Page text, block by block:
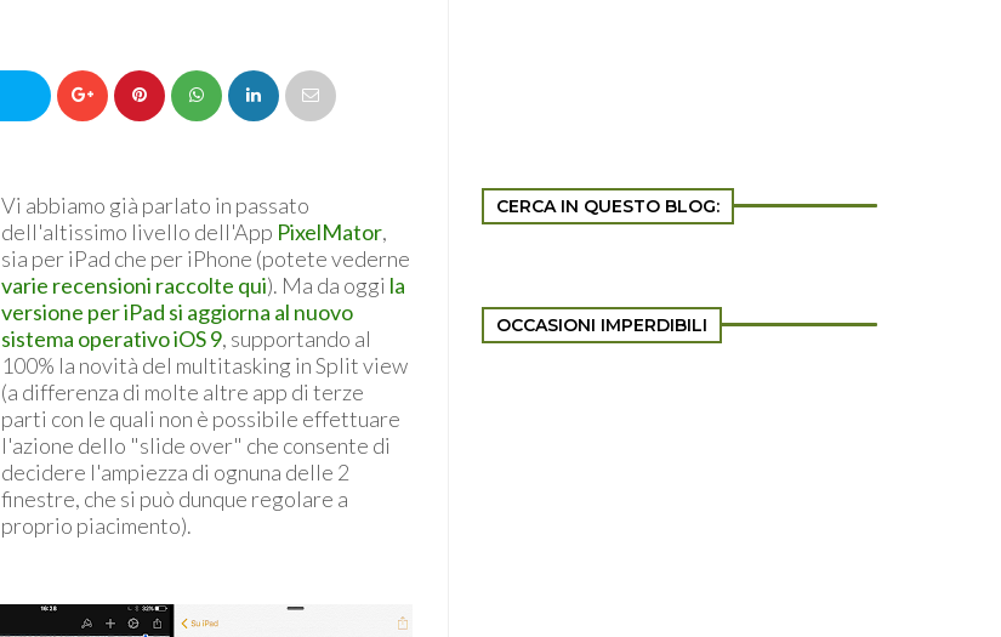
Vi abbiamo già parlato in passato
dell'altissimo livello dell'App PixelMator,
sia per iPad che per iPhone (potete vederne
varie recensioni raccolte qui). Ma da oggi la
versione per iPad si aggiorna al nuovo
sistema operativo iOS 9, supportando al
100% la novità del multitasking in Split view
(a differenza di molte altre app di terze
parti con le quali non è possibile effettuare
l'azione dello "slide over" che consente di
decidere l'ampiezza di ognuna delle 2
finestre, che si può dunque regolare a
proprio piacimento).
CERCA IN QUESTO BLOG:
OCCASIONI IMPERDIBILI